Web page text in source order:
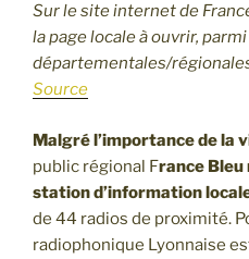
Sur le site internet de
la page locale à ouvrir,
départementales/
Source
Malgré l’importance de la
public régional France Bleu
station d’information
de 44 radios de proximité.
radiophonique Lyonnaise